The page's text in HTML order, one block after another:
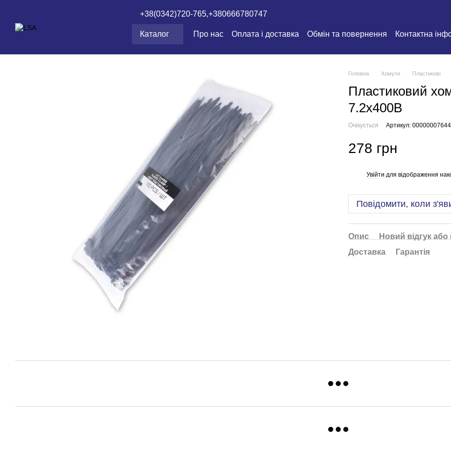
+38(0342)720-765,+380666780747
Каталог Про нас Оплата і доставка Обмін та повернення Контактна
Головна Хомути Пластикові
Пластиковий
7.2х400B
Очікується Артикул: 00000007644
278 грн
Увійти для відображення
Повідомити, коли
Опис
Новий відгук
Доставка
Гарантія